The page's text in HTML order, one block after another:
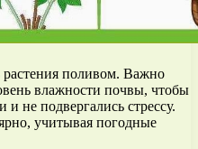
поливом. Важно
влажности почвы, чтобы
не подвергались стрессу.
учитывая погодные